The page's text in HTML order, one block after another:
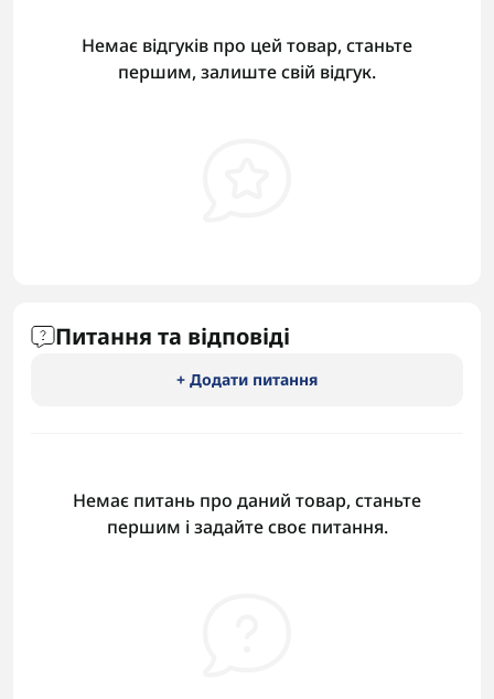
Немає відгуків про цей товар, станьте
першим, залиште свій відгук.
Питання та відповіді
+ Додати питання
Немає питань про даний товар, станьте
першим і задайте своє питання.